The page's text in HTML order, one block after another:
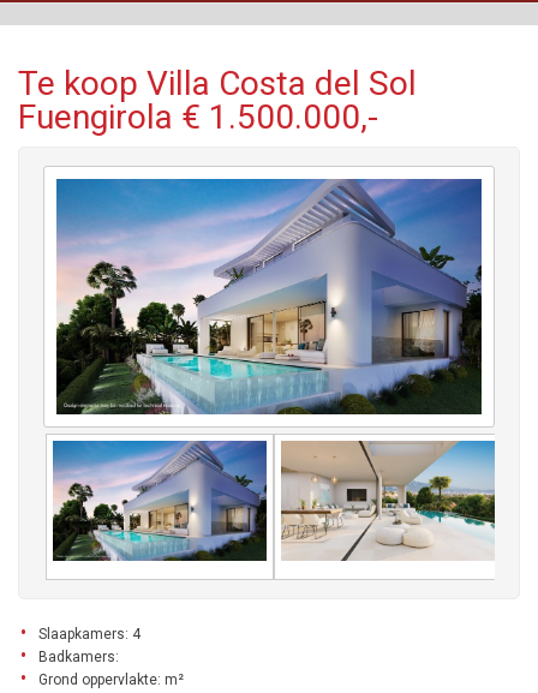
Te koop Villa Costa del Sol
Fuengirola € 1.500.000,-
Slaapkamers: 4
Badkamers:
Grond oppervlakte: m²